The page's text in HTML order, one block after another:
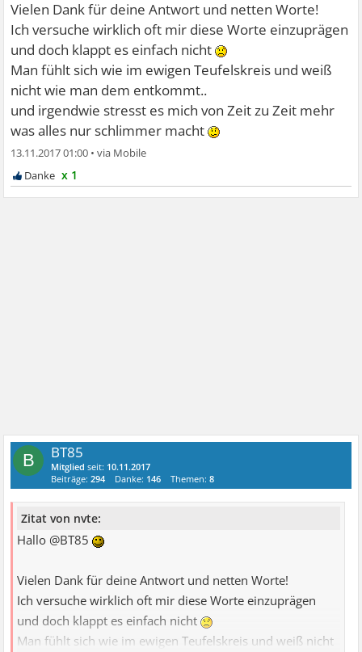
Danke fürs lesen
Vielen Dank für deine Antwort und netten Worte!
Ich versuche wirklich oft mir diese Worte einzuprägen
und doch klappt es einfach nicht
Man fühlt sich wie im ewigen Teufelskreis und weiß
nicht wie man dem entkommt..
und irgendwie stresst es mich von Zeit zu Zeit mehr
was alles nur schlimmer macht
13.11.2017 01:00 •
x 1
B BT85
Mitglied seit: 10.11.2017
Beiträge:294 Danke: 146 Themen:8
Zitat von nvte:
Hallo @BT85
Vielen Dank für deine Antwort und netten Worte!
Ich versuche wirklich oft mir diese Worte einzuprägen
und doch klappt es einfach nicht
Man fühlt sich wie im ewigen Teufelskreis und weiß nicht